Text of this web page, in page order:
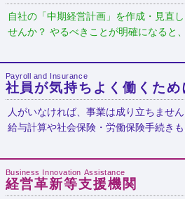
自社の「中期経営計画」を作成・見直
せんか？ やるべきことが明確になると
社員が気持ちよく働くため
Payroll and Insurance
人がいなければ、事業は成り立ちませ
給与計算や社会保険・労働保険手続きも
経営革新等支援機関
Business Innovation Assistance